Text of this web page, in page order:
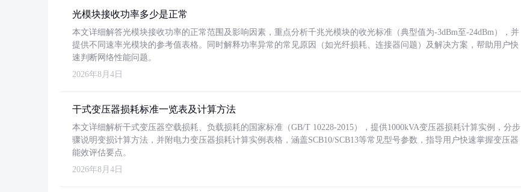
光模块接收功率多少是正常
本文详细解答光模块接收功率的正常范围及影响因素，重点分析千兆光模块的收光标准（典型值为-3dBm至-24dBm），并
提供不同速率光模块的参考值表格。同时解释功率异常的常见原因（如光纤损耗、连接器问题）及解决方案，帮助用户快
速判断网络性能问题。
2026年8月4日
干式变压器损耗标准一览表及计算方法
本文详细解析干式变压器空载损耗、负载损耗的国家标准（GB/T 10228-2015），提供1000kVA变压器损耗计算实例，分步
骤说明变损计算方法，并附电力变压器损耗计算实例表格，涵盖SCB10/SCB13等常见型号参数，指导用户快速掌握变压器
能效评估要点。
2026年8月4日